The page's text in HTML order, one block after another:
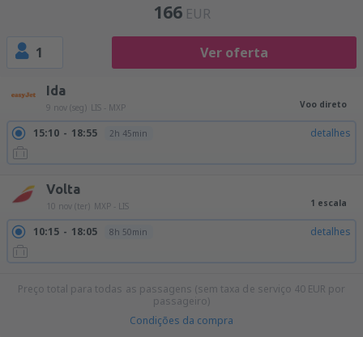
166 EUR
1 Ver oferta
Ida
9 nov (seg) LIS - MXP Voo direto
15:10 18:55 2h 45min detalhes
Volta
10 nov (ter) MXP - LIS 1 escala
10:15 18:05 8h 50min detalhes
Preço total para todas as passagens (sem taxa de serviço 40 EUR por
passageiro)
Condições da compra